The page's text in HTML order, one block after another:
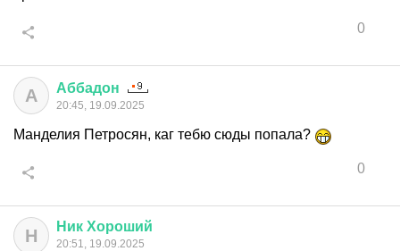
0
А Аббадон
20:45, 19.09.2025
Манделия Петросян, каг тебю сюды попала?
0
Н Ник Хороший
20:51, 19.09.2025